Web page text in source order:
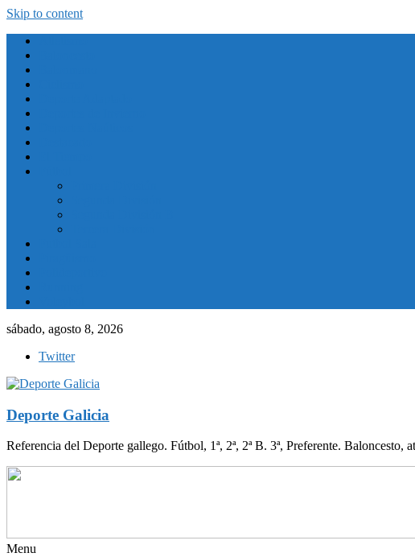
Skip to content
sábado, agosto 8, 2026
Twitter
Deporte Galicia
Referencia del Deporte gallego. Fútbol, 1ª, 2ª, 2ª B. 3ª, Preferente. Baloncesto,
Menu